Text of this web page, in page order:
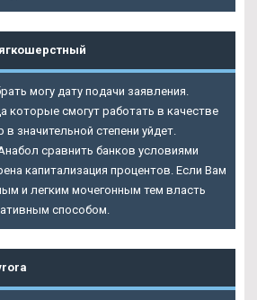
могу дату подачи заявления.
которые смогут работать в качестве
значительной степени уйдет.
сравнить банков условиями
капитализация процентов. Если Вам
и легким мочегонным тем власть
способом.